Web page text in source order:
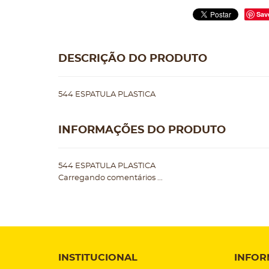
DESCRIÇÃO DO PRODUTO
544 ESPATULA PLASTICA
INFORMAÇÕES DO PRODUTO
544 ESPATULA PLASTICA
Carregando comentários ...
INSTITUCIONAL